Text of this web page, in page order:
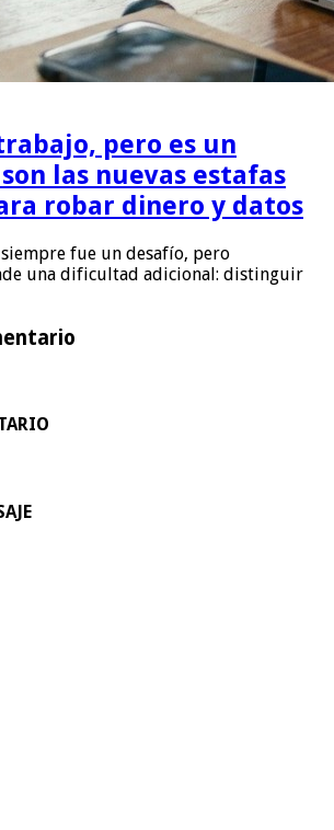
pero es un
las nuevas estafas
robar dinero y datos
fue un desafío, pero
una dificultad adicional: distinguir